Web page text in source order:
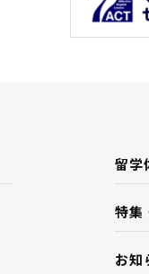
留学
特集
お知